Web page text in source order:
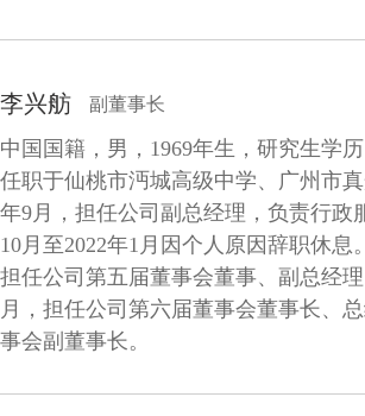
李兴舫 副董事长
中国国籍，男，1969年生，研究生学
任职于仙桃市沔城高级中学、广州市
年9月，担任公司副总经理，负责行政
10月至2022年1月因个人原因辞职休息
担任公司第五届董事会董事、副总经
月，担任公司第六届董事会董事长、
事会副董事长。